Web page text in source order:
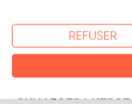
AUTEUR(S)
CRITIQUES PRESSE
REFUSER